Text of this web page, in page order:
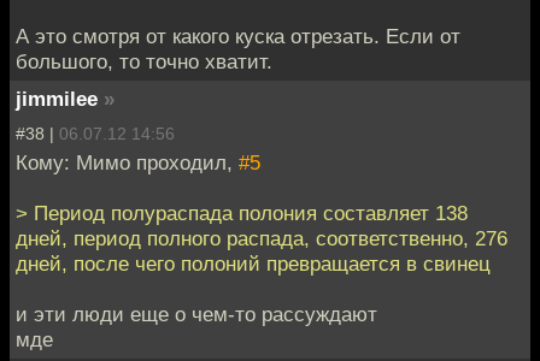
А это смотря от какого куска отрезать. Если от
большого, то точно хватит.
jimmilee »
#38 | 06.07.12 14:56
Кому: Мимо проходил, #5
> Период полураспада полония составляет 138
дней, период полного распада, соответственно, 276
дней, после чего полоний превращается в свинец
и эти люди еще о чем-то рассуждают
мде